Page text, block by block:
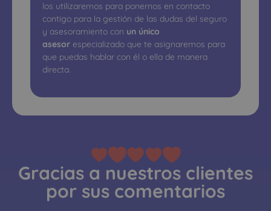
los utilizaremos para ponernos en contacto
contigo para la gestión de las dudas del seguro
y asesoramiento con un único
asesor especializado que te asignaremos para
que puedas hablar con él o ella de manera
directa.
Gracias a nuestros clientes
por sus comentarios